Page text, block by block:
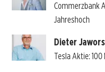
Commerzbank
Jahreshoch
Dieter
Tesla Aktie: